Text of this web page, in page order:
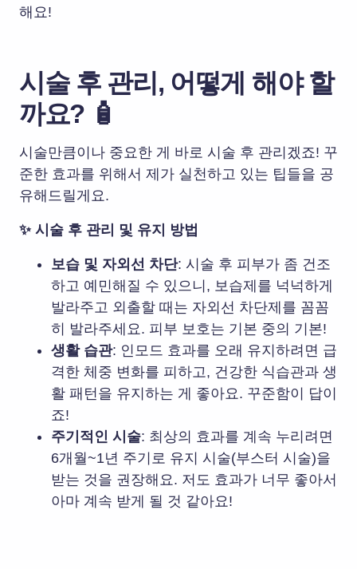
해요!
시술 후 관리, 어떻게 해야 할
까요? 🧴
시술만큼이나 중요한 게 바로 시술 후 관리겠죠! 꾸
준한 효과를 위해서 제가 실천하고 있는 팁들을 공
유해드릴게요.
✨ 시술 후 관리 및 유지 방법
보습 및 자외선 차단: 시술 후 피부가 좀 건조
하고 예민해질 수 있으니, 보습제를 넉넉하게
발라주고 외출할 때는 자외선 차단제를 꼼꼼
히 발라주세요. 피부 보호는 기본 중의 기본!
생활 습관: 인모드 효과를 오래 유지하려면 급
격한 체중 변화를 피하고, 건강한 식습관과 생
활 패턴을 유지하는 게 좋아요. 꾸준함이 답이
죠!
주기적인 시술: 최상의 효과를 계속 누리려면
6개월~1년 주기로 유지 시술(부스터 시술)을
받는 것을 권장해요. 저도 효과가 너무 좋아서
아마 계속 받게 될 것 같아요!